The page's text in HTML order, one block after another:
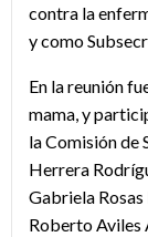
contra la
y como
En la reunión
mama, y
la Comisión de
Herrera
Gabriela
Roberto Aviles